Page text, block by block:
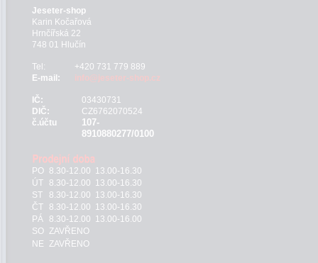
Jeseter-shop
Karin Kočařová
Hrnčířská 22
748 01 Hlučín
Tel:
+420 731 779 889
E-mail:
info@jeseter-shop.cz
IČ:
03430731
DIČ:
CZ6762070524
č.účtu
107-
8910880277/0100
PO 8.30-12.00 13.00-16.30
ÚT
8.30-12.00 13.00-16.30
ST
8.30-12.00 13.00-16.30
ČT
8.30-12.00 13.00-16.30
PÁ
8.30-12.00 13.00-16.00
SO ZAVŘENO
NE ZAVŘENO